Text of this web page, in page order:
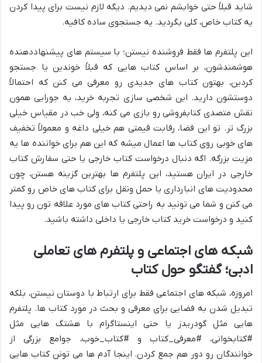
شاید قبلاً حتی خوابشم نمی دیدیم. دیگه لازم نیست برای پیدا کردن
یه کتاب خاص، کلی بگردید. یه جستجوی ساده کافیه.
این پلتفرم ها فقط فروشنده نیستن؛ با سیستم های پیشنهاددهنده
هوشمندشون، بر اساس کتاب هایی که قبلاً خوندین یا جستجو
کردین، بهتون کتاب های جدیدی رو معرفی می کنن که احتمالاً
دوستشون دارید. این شخصی سازی تجربه خرید، یه جورایی همون
نقش متصدی کتابفروشی رو بازی می کنه، ولی خب در مقیاس خیلی
بزرگ تر. تو این فضا، رقابت قیمتی هم خیلی داغه و معمولاً تخفیف
های خوبی روی کتاب ها اعمال میشه که این هم برای خواننده ها یه
مزیت بزرگه. اگه دنبال درخواست کتاب خارجی یا حتی سفارش کتاب
خارجی در ایران هستید، این پلتفرم ها بهترین گزینه هستن، چون
محدودیت های انبارداری یا حمل ونقل برای کتاب های خاص رو کمتر
می کنن و شما می تونید به راحتی کتاب های مورد علاقه تون رو پیدا
کنید و درخواست خرید کتاب خارجی یا داخلی داشته باشید.
شبکه های اجتماعی و پلتفرم های تعاملی
ادبی؛ گفتگو حول کتاب
امروزه، شبکه های اجتماعی فقط برای ارتباط با دوستان نیستن، بلکه
تبدیل شدن به فضایی برای معرفی و بحث در مورد کتاب ها. پلتفرم
هایی مثل گودریدز یا حتی اینستاگرام با هشتگ هایی مثل
#کتابخوانی، #معرفی_کتاب و #کتاب_خوب، جوامع بزرگی از
خوانندگان رو دور هم جمع کردن. اینجا آدم ها می تونن کتاب هایی